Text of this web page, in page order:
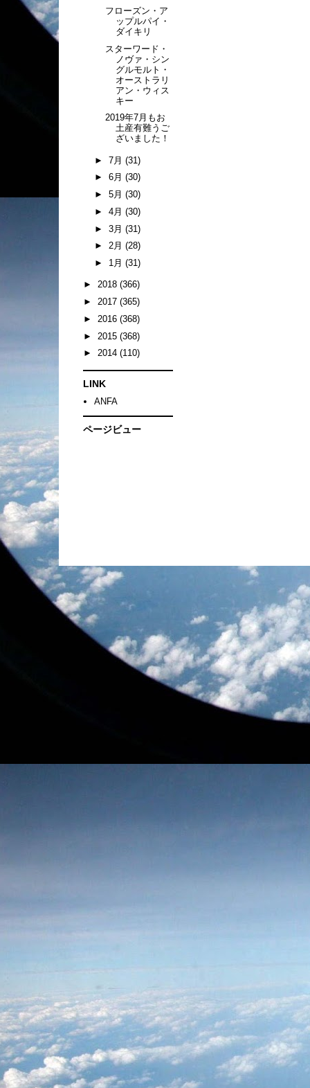
フローズン・ア
ップルパイ・
ダイキリ
スターワード・
ノヴァ・シン
グルモルト・
オーストラリ
アン・ウィス
キー
2019年7月もお
土産有難うご
ざいました！
► 7月 (31)
► 6月 (30)
► 5月 (30)
► 4月 (30)
► 3月 (31)
► 2月 (28)
► 1月 (31)
► 2018 (366)
► 2017 (365)
► 2016 (368)
► 2015 (368)
► 2014 (110)
LINK
ANFA
ページビュー